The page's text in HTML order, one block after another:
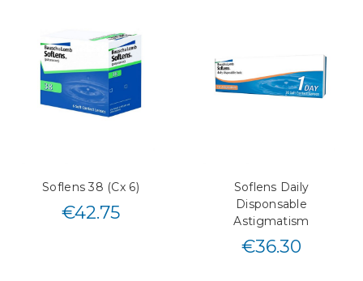
Soflens 38 (Cx 6)
€42.75
Soflens Daily
Disponsable
Astigmatism
€36.30